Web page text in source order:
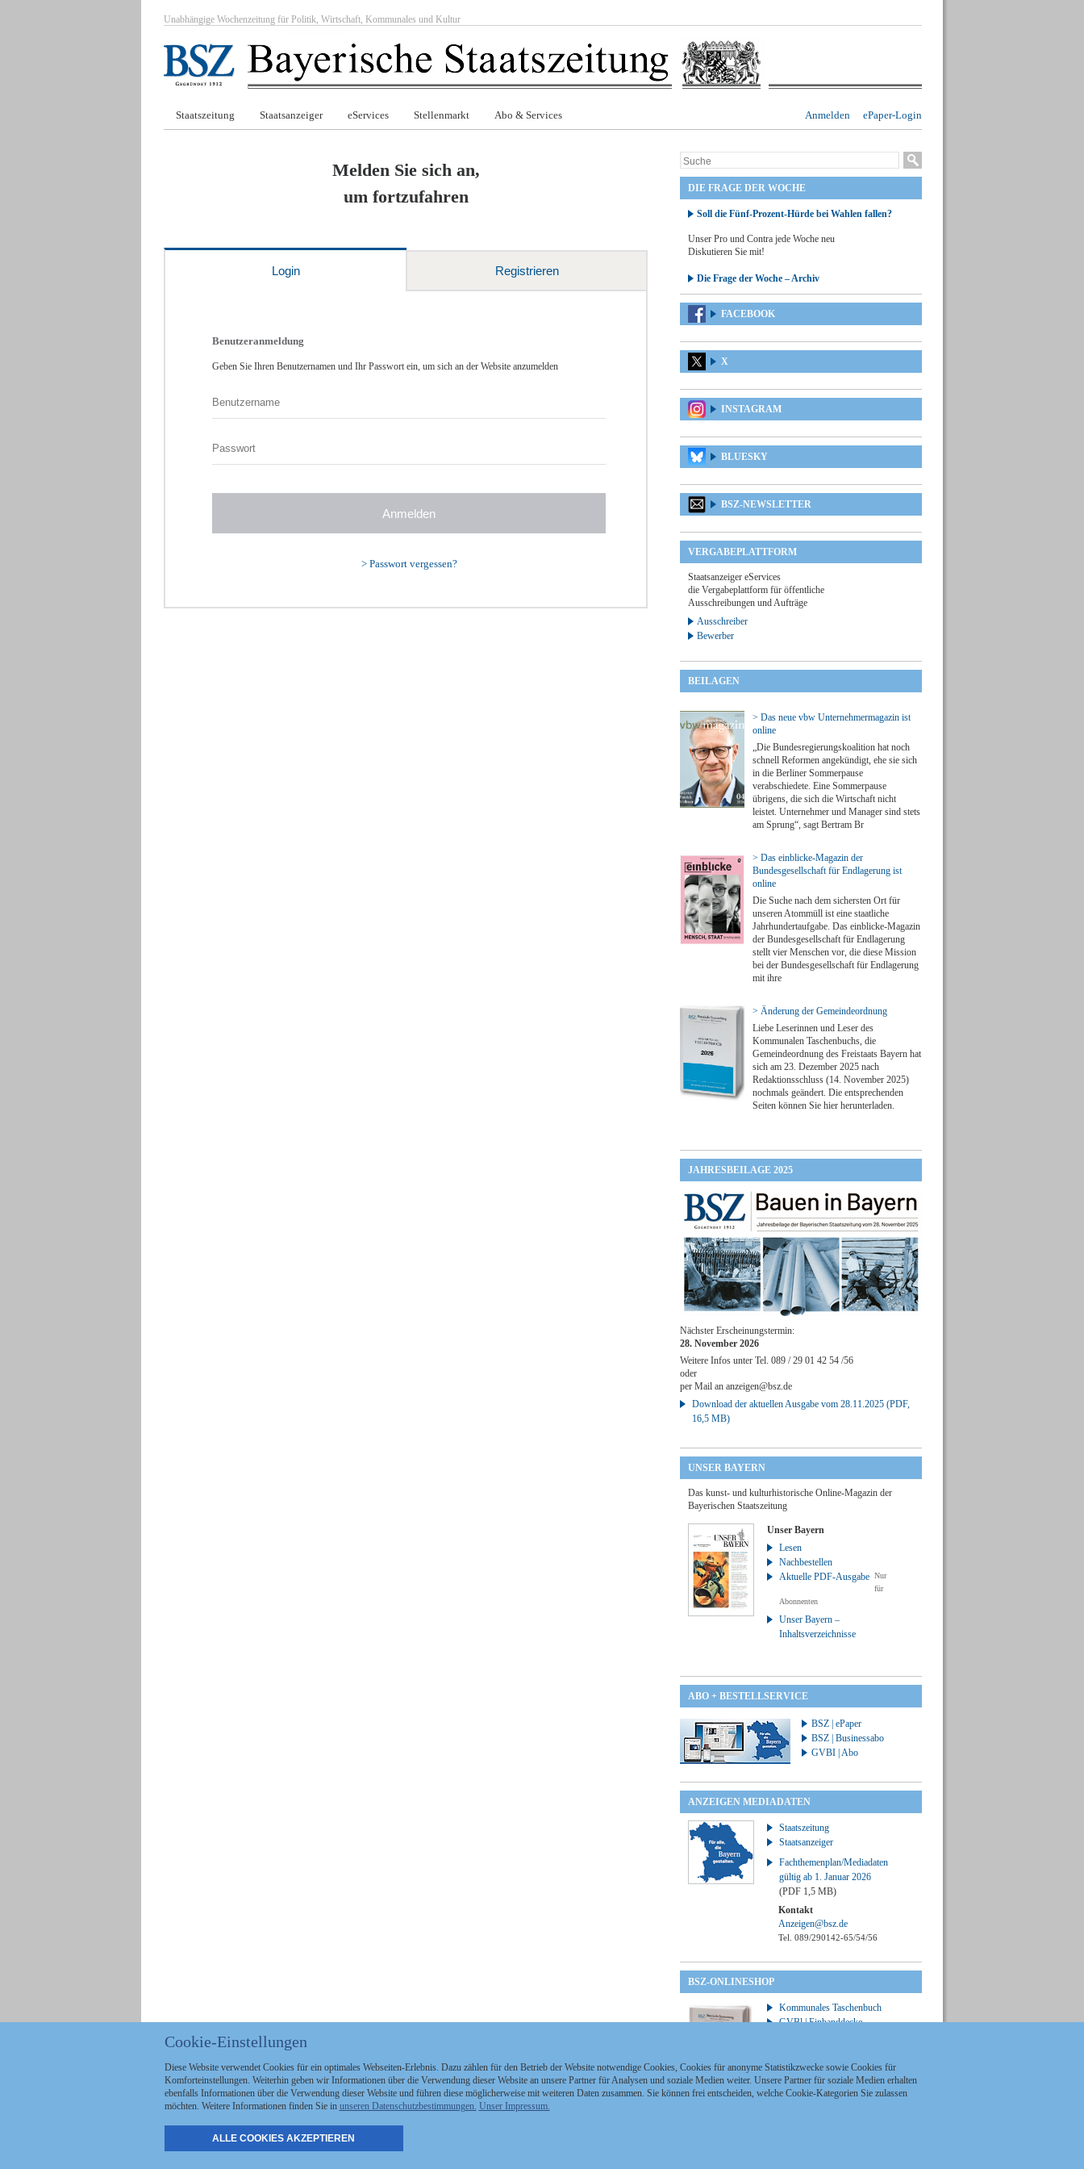
Unabhängige Wochenzeitung für Politik, Wirtschaft, Kommunales und Kultur
ePaper-Login
Anmelden
Staatszeitung Staatsanzeiger eServices Stellenmarkt Abo & Services
Melden Sie sich an,
um fortzufahren
Login Registrieren
Benutzeranmeldung
Geben Sie Ihren Benutzernamen und Ihr Passwort ein, um sich an der Website anzumelden
> Passwort vergessen?
DIE FRAGE DER WOCHE
Soll die Fünf-Prozent-Hürde bei Wahlen fallen?
Unser Pro und Contra jede Woche neu
Diskutieren Sie mit!
Die Frage der Woche – Archiv
FACEBOOK
X
INSTAGRAM
BLUESKY
BSZ-NEWSLETTER
VERGABEPLATTFORM
Staatsanzeiger eServices
die Vergabeplattform für öffentliche
Ausschreibungen und Aufträge
Ausschreiber
Bewerber
BEILAGEN
> Das neue vbw Unternehmermagazin ist
online
„Die Bundesregierungskoalition hat noch
schnell Reformen angekündigt, ehe sie sich
in die Berliner Sommerpause
verabschiedete. Eine Sommerpause
übrigens, die sich die Wirtschaft nicht
leistet. Unternehmer und Manager sind stets
am Sprung“, sagt Bertram Br
> Das einblicke-Magazin der
Bundesgesellschaft für Endlagerung ist
online
Die Suche nach dem sichersten Ort für
unseren Atommüll ist eine staatliche
Jahrhundertaufgabe. Das einblicke-Magazin
der Bundesgesellschaft für Endlagerung
stellt vier Menschen vor, die diese Mission
bei der Bundesgesellschaft für Endlagerung
mit ihre
> Änderung der Gemeindeordnung
Liebe Leserinnen und Leser des
Kommunalen Taschenbuchs, die
Gemeindeordnung des Freistaats Bayern hat
sich am 23. Dezember 2025 nach
Redaktionsschluss (14. November 2025)
nochmals geändert. Die entsprechenden
Seiten können Sie hier herunterladen.
JAHRESBEILAGE 2025
Nächster Erscheinungstermin:
28. November 2026
Weitere Infos unter Tel. 089 / 29 01 42 54 /56
oder
per Mail an anzeigen@bsz.de
Download der aktuellen Ausgabe vom 28.11.2025 (PDF,
16,5 MB)
UNSER BAYERN
Das kunst- und kulturhistorische Online-Magazin der
Bayerischen Staatszeitung
Unser Bayern
Lesen
Nachbestellen
Aktuelle PDF-Ausgabe Nur
für
Abonnenten
Unser Bayern –
Inhaltsverzeichnisse
ABO + BESTELLSERVICE
BSZ | ePaper
BSZ | Businessabo
GVBI | Abo
ANZEIGEN MEDIADATEN
Staatszeitung
Staatsanzeiger
Fachthemenplan/Mediadaten
gültig ab 1. Januar 2026
(PDF 1,5 MB)
Kontakt
Anzeigen@bsz.de
Tel. 089/290142-65/54/56
BSZ-ONLINESHOP
Kommunales Taschenbuch
GVBl | Einbanddecke
Politik
Stellenmarkt
Anzeigen Staatszeitung
Cookie-Einstellungen
Diese Website verwendet Cookies für ein optimales Webseiten-Erlebnis. Dazu zählen für den Betrieb der Website notwendige Cookies, Cookies für anonyme Statistikzwecke sowie Cookies für
Komforteinstellungen. Weiterhin geben wir Informationen über die Verwendung dieser Website an unsere Partner für Analysen und soziale Medien weiter. Unsere Partner für soziale Medien erhalten
ebenfalls Informationen über die Verwendung dieser Website und führen diese möglicherweise mit weiteren Daten zusammen. Sie können frei entscheiden, welche Cookie-Kategorien Sie zulassen
möchten. Weitere Informationen finden Sie in unseren Datenschutzbestimmungen. Unser Impressum.
ALLE COOKIES AKZEPTIEREN